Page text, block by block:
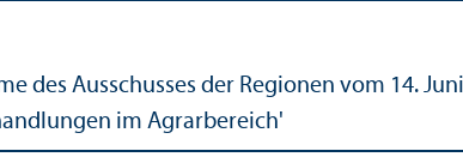
des Ausschusses der Regionen vom 14.
im Agrarbereich'